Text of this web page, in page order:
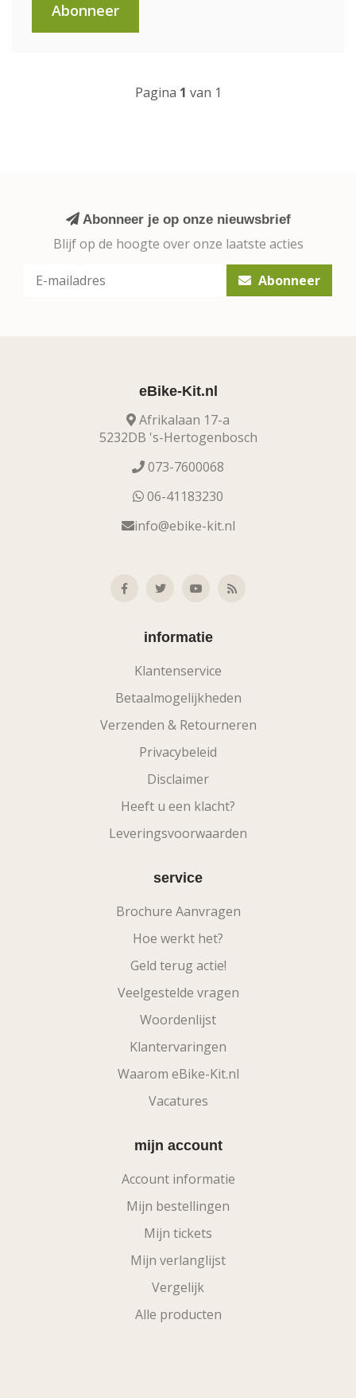
Abonneer
Pagina 1 van 1
Abonneer je op onze nieuwsbrief
Blijf op de hoogte over onze laatste acties
Abonneer
eBike-Kit.nl
Afrikalaan 17-a
5232DB 's-Hertogenbosch
073-7600068
06-41183230
info@ebike-kit.nl
informatie
Klantenservice
Betaalmogelijkheden
Verzenden & Retourneren
Privacybeleid
Disclaimer
Heeft u een klacht?
Leveringsvoorwaarden
service
Brochure Aanvragen
Hoe werkt het?
Geld terug actie!
Veelgestelde vragen
Woordenlijst
Klantervaringen
Waarom eBike-Kit.nl
Vacatures
mijn account
Account informatie
Mijn bestellingen
Mijn tickets
Mijn verlanglijst
Vergelijk
Alle producten